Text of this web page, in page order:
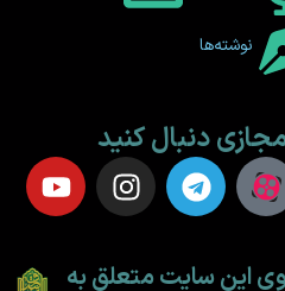
نوشته‌ها
دنبال کنید
این سایت متعلق به